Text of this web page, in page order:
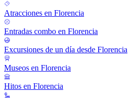
Atracciones en Florencia
Entradas combo en Florencia
Excursiones de un día desde Florencia
Museos en Florencia
Hitos en Florencia